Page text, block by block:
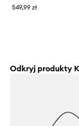
549,99 zł
Odkryj produkty